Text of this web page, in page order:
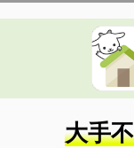
大手